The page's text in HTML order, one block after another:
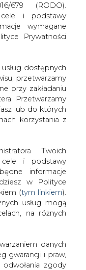
679 (RODO).
i podstawy
wymagane
Prywatności
dostępnych
przetwarzamy
przy zakładaniu
Przetwarzamy
lub do których
korzystania z
Twoich
i podstawy
informacje
w Polityce
(tym linkiem).
usług mogą
na różnych
danych
gwarancji i praw,
zgody
CIRE
skomentuj
: